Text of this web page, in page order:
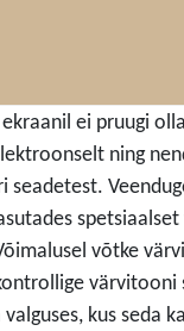
ei pruugi
ning
seadetest.
võtke
värvitooni
kus seda